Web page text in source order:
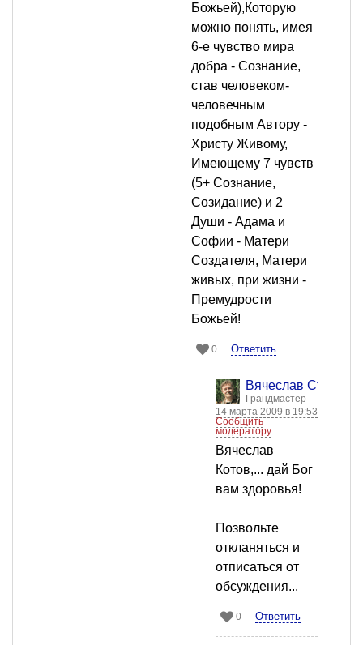
Божьей),Которую
можно понять, имея
6-е чувство мира
добра - Сознание,
став человеком-
человечным
подобным Автору -
Христу Живому,
Имеющему 7 чувств
(5+ Сознание,
Созидание) и 2
Души - Адама и
Софии - Матери
Создателя, Матери
живых, при жизни -
Премудрости
Божьей!
0 Ответить
Вячеслав
Грандмастер
14 марта 2009 в 19:53
Сообщить
модератору
Вячеслав
Котов,... дай Бог
вам здоровья!
Позвольте
откланяться и
отписаться от
обсуждения...
0 Ответить